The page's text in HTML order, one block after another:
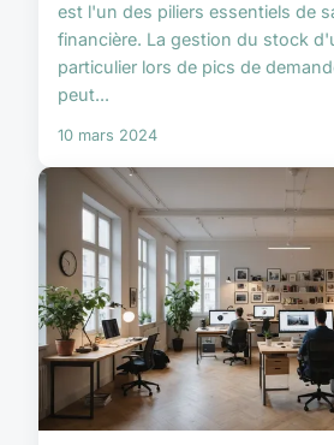
est l'un des piliers essentiels de
financière. La gestion du stock
particulier lors de pics de
peut...
10 mars 2024